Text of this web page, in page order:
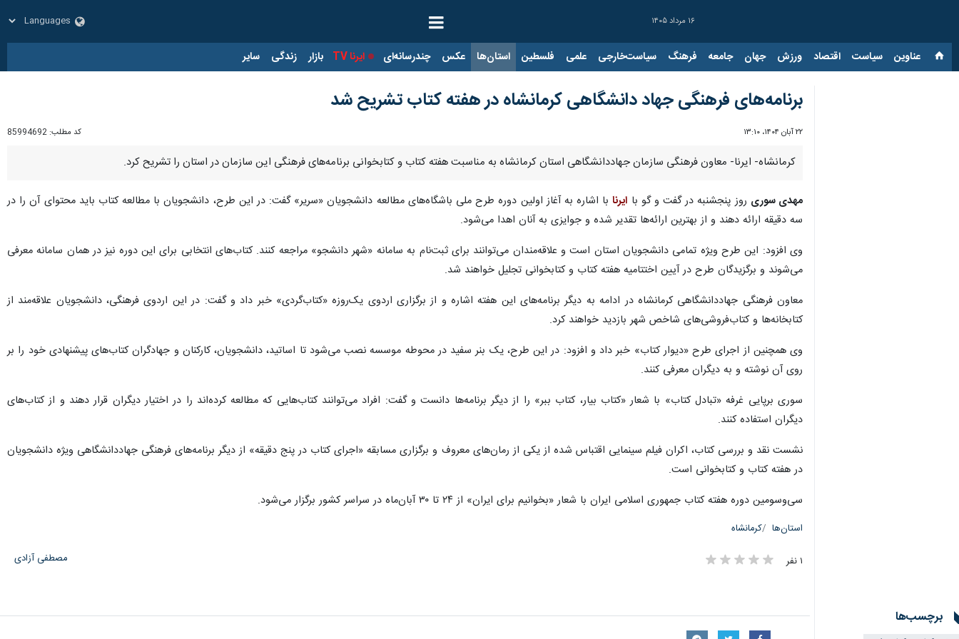
۱۶ مرداد ۱۴۰۵
عناوین‌ سیاست اقتصاد ورزش جهان جامعه فرهنگ سیاست‌خارجی علمی فلسطین استان‌ها عکس چندرسانه‌ای ایرنا TV بازار زندگی سایر
برنامه‌های فرهنگی جهاد دانشگاهی کرمانشاه در هفته کتاب تشریح شد
۲۲ آبان ۱۴۰۴، ۱۳:۱۰ کد مطلب: 85994692
کرمانشاه- ایرنا- معاون فرهنگی سازمان جهاددانشگاهی استان کرمانشاه به مناسبت هفته کتاب و کتابخوانی برنامه‌های فرهنگی این سازمان در استان را تشریح کرد.
مهدی سوری روز پنجشنبه در گفت و گو با ایرنابا اشاره به آغاز اولین دوره طرح ملی باشگاه‌های مطالعه دانشجویان «سریر» گفت: در این طرح، دانشجویان با مطالعه کتاب باید محتوای آن را در
سه دقیقه ارائه دهند و از بهترین ارائه‌ها تقدیر شده و جوایزی به آنان اهدا می‌شود.
وی افزود: این طرح ویژه تمامی دانشجویان استان است و علاقه‌مندان می‌توانند برای ثبت‌نام به سامانه «شهر دانشجو» مراجعه کنند. کتاب‌های انتخابی برای این دوره نیز در همان سامانه معرفی
می‌شوند و برگزیدگان طرح در آیین اختتامیه هفته کتاب و کتابخوانی تجلیل خواهند شد.
معاون فرهنگی جهاددانشگاهی کرمانشاه در ادامه به دیگر برنامه‌های این هفته اشاره و از برگزاری اردوی یک‌روزه «کتاب‌گردی» خبر داد و گفت: در این اردوی فرهنگی، دانشجویان علاقه‌مند از
کتابخانه‌ها و کتاب‌فروشی‌های شاخص شهر بازدید خواهند کرد.
وی همچنین از اجرای طرح «دیوار کتاب» خبر داد و افزود: در این طرح، یک بنر سفید در محوطه موسسه نصب می‌شود تا اساتید، دانشجویان، کارکنان و جهادگران کتاب‌های پیشنهادی خود را بر
روی آن نوشته و به دیگران معرفی کنند.
سوری برپایی غرفه «تبادل کتاب» با شعار «کتاب بیار، کتاب ببر» را از دیگر برنامه‌ها دانست و گفت: افراد می‌توانند کتاب‌هایی که مطالعه کرده‌اند را در اختیار دیگران قرار دهند و از کتاب‌های
دیگران استفاده کنند.
نشست نقد و بررسی کتاب، اکران فیلم سینمایی اقتباس شده از یکی از رمان‌های معروف و برگزاری مسابقه «اجرای کتاب در پنج دقیقه» از دیگر برنامه‌های فرهنگی جهاددانشگاهی ویژه دانشجویان
در هفته کتاب و کتابخوانی است.
سی‌وسومین دوره هفته کتاب جمهوری اسلامی ایران با شعار «بخوانیم برای ایران» از ۲۴ تا ۳۰ آبان‌ماه در سراسر کشور برگزار می‌شود.
استان‌ها کرمانشاه
۱ نفر مصطفی آزادی
برچسب‌ها